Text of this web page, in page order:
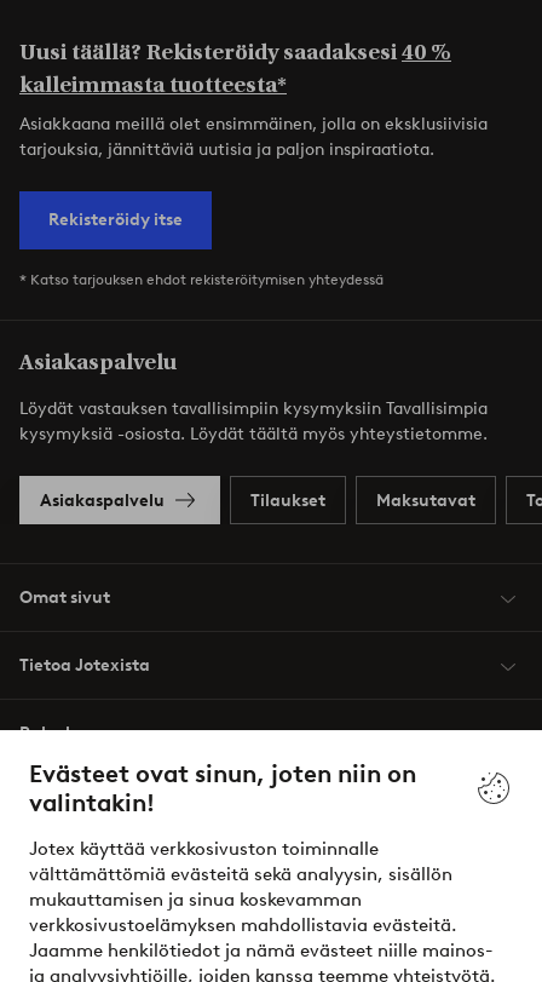
Evästeet ovat sinun, joten niin on
valintakin!
Jotex käyttää verkkosivuston toiminnalle
välttämättömiä evästeitä sekä analyysin, sisällön
mukauttamisen ja sinua koskevamman
verkkosivustoelämyksen mahdollistavia evästeitä.
Jaamme henkilötiedot ja nämä evästeet niille mainos-
ja analyysiyhtiöille, joiden kanssa teemme yhteistyötä.
Uusi täällä? Rekisteröidy saadaksesi40 %
kalleimmasta tuotteesta*
Asiakkaana meillä olet ensimmäinen, jolla on eksklusiivisia
tarjouksia, jännittäviä uutisia ja paljon inspiraatiota.
Rekisteröidy itse
* Katso tarjouksen ehdot rekisteröitymisen yhteydessä
Asiakaspalvelu
Löydät vastauksen tavallisimpiin kysymyksiin Tavallisimpia
kysymyksiä -osiosta. Löydät täältä myös yhteystietomme.
Asiakaspalvelu Tilaukset Maksutavat
Omat sivut
Tietoa Jotexista
Palvelumme
Ehdot
Ystävät
Turvalliset maksut – maksa nyt tai erissä